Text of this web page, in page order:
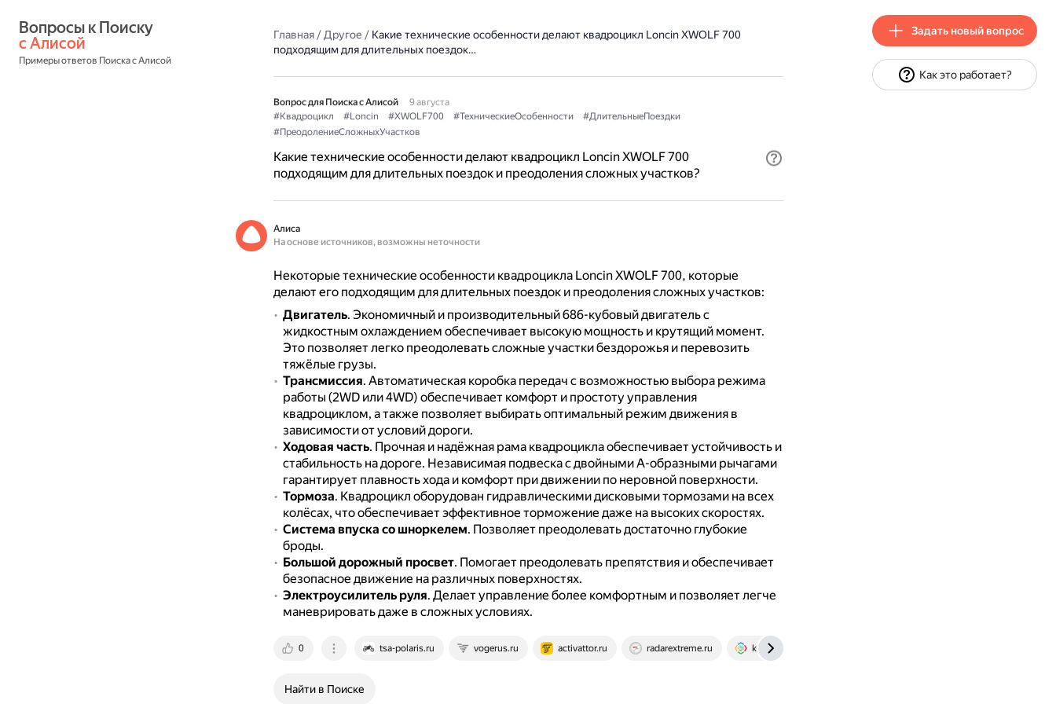
с Алисой
Примеры ответов Поиска с Алисой
Главная/Другое / Какие технические особенности делают квадроцикл Loncin XWOLF 700
подходящим для длительных поездок…
Вопрос для Поиска с Алисой
9 августа
#Квадроцикл
#Loncin #XWOLF700 #ТехническиеОсобенности
#ДлительныеПоездки
#ПреодолениеСложныхУчастков
Какие технические особенности делают квадроцикл Loncin XWOLF 700
подходящим для длительных поездок и преодоления сложных участков?
Алиса
На основе источников, возможны неточности
Некоторые технические особенности квадроцикла Loncin XWOLF 700, которые
делают его подходящим для длительных поездок и преодоления сложных участков:
Двигатель. Экономичный и производительный 686-кубовый двигатель с
жидкостным охлаждением обеспечивает высокую мощность и крутящий момент.
Это позволяет легко преодолевать сложные участки бездорожья и перевозить
тяжёлые грузы.
Трансмиссия. Автоматическая коробка передач с возможностью выбора режима
работы (2WD или 4WD) обеспечивает комфорт и простоту управления
квадроциклом, а также позволяет выбирать оптимальный режим движения в
зависимости от условий дороги.
Ходовая часть. Прочная и надёжная рама квадроцикла обеспечивает устойчивость и
стабильность на дороге. Независимая подвеска с двойными А-образными рычагами
гарантирует плавность хода и комфорт при движении по неровной поверхности.
Тормоза. Квадроцикл оборудован гидравлическими дисковыми тормозами на всех
колёсах, что обеспечивает эффективное торможение даже на высоких скоростях.
Система впуска со шноркелем. Позволяет преодолевать достаточно глубокие
броды.
Большой дорожный просвет. Помогает преодолевать препятствия и обеспечивает
безопасное движение на различных поверхностях.
Электроусилитель руля. Делает управление более комфортным и позволяет легче
маневрировать даже в сложных условиях.
0 tsa-polaris.ru vogerus.ru activattor.ru radarextreme.ru kurazhsport.ru
Найти в Поиске
Задать новый вопрос
Как это работает?